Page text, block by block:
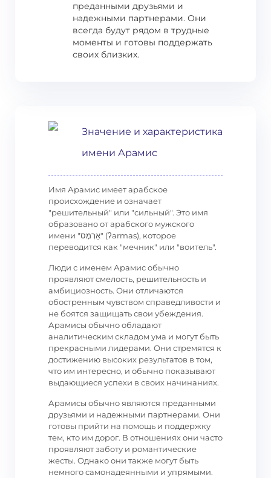
преданными друзьями и
надежными партнерами. Они
всегда будут рядом в трудные
моменты и готовы поддержать
своих близких.
Значение и характеристика
имени Арамис
Имя Арамис имеет арабское
происхождение и означает
"решительный" или "сильный". Это имя
образовано от арабского мужского
имени "אַרְמָס" (ʔarmas), которое
переводится как "мечник" или "воитель".
Люди с именем Арамис обычно
проявляют смелость, решительность и
амбициозность. Они отличаются
обостренным чувством справедливости и
не боятся защищать свои убеждения.
Арамисы обычно обладают
аналитическим складом ума и могут быть
прекрасными лидерами. Они стремятся к
достижению высоких результатов в том,
что им интересно, и обычно показывают
выдающиеся успехи в своих начинаниях.
Арамисы обычно являются преданными
друзьями и надежными партнерами. Они
готовы прийти на помощь и поддержку
тем, кто им дорог. В отношениях они часто
проявляют заботу и романтические
жесты. Однако они также могут быть
немного самонадеянными и упрямыми.